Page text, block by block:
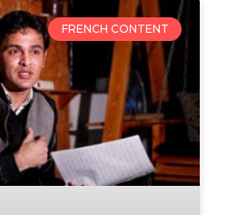
FRENCH CONTENT